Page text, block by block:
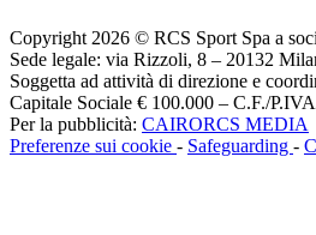
Copyright 2026 © RCS Sport Spa a
Sede legale: via Rizzoli, 8 – 20132
Soggetta ad attività di direzione e
Capitale Sociale € 100.000 – C.F./
Per la pubblicità: CAIRORCS MEDIA
Preferenze sui cookie - Safeguarding -